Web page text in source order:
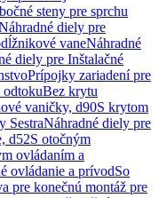
steny pre sprchu
diely pre
vaneNáhradné
diely pre Inštalačné
Prípojky zariadení pre
odtokuBez krytu
vaničky, d90S krytom
SestraNáhradné diely pre
d52S otočným
ovládaním a
ovládanie a prívodSo
pre konečnú montáž pre